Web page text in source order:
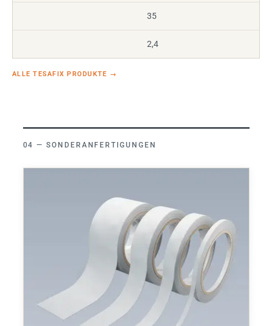
35
2,4
ALLE TESAFIX PRODUKTE →
SONDERANFERTIGUNGEN